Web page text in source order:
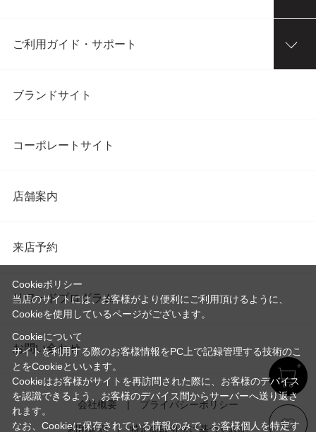
ご利用ガイド・サポート
ブランドサイト
コーポレートサイト
店舗案内
来店予約
リワードプログラム
お問い合わせ
会社概要 プライバシーポリシー
利用規約 特定商取引法に基づく表記
Cookieポリシー
当店のサイトには、お客様がより便利にご利用頂けるように、
Cookieを使用しているページがございます。
Cookieについて
サイトを利用する際のお客様情報をPC上で記録管理する技術のこ
とをCookieといいます。
Cookieはお客様がサイトを再訪問された際に、お客様のデバイス
を認識できるよう、お客様のデバイス間からサーバーへ送り返さ
れます。
なお、Cookieに保存されている情報のみで、お客様個人を特定す